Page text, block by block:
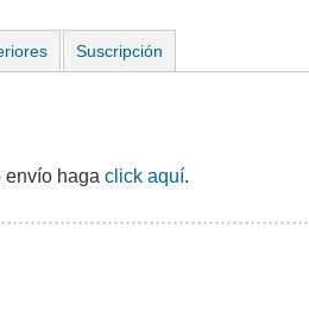
Suscripción
envío haga click aquí.